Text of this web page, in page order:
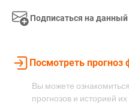
Подписаться на данный
Посмотреть прогноз
Вы можете
прогнозов и историей